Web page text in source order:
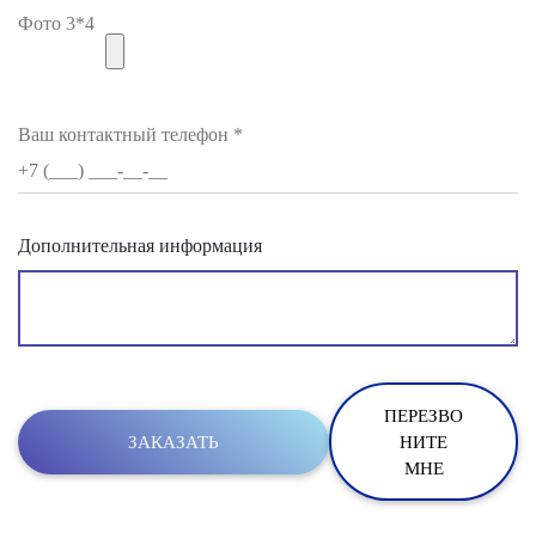
Фото 3*4
Ваш контактный телефон *
Дополнительная информация
ПЕРЕЗВО
НИТЕ
МНЕ